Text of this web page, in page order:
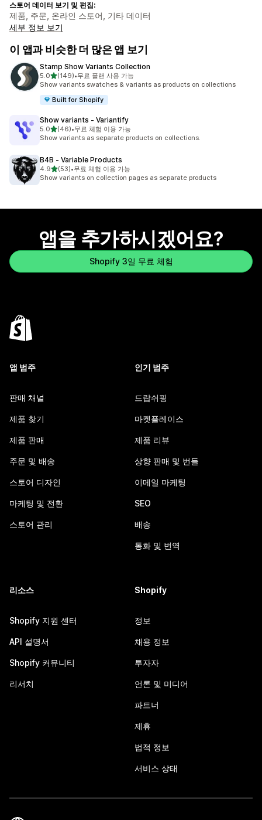
스토어 데이터 보기 및 편집:
제품, 주문, 온라인 스토어, 기타 데이터
세부 정보 보기
이 앱과 비슷한 더 많은 앱 보기
Stamp Show Variants Collection
5.0별 5개 중
(149)
총 리뷰 149개
•무료 플랜 사용 가능
Show variants swatches & variants as products on collections
Built for Shopify
Show variants ‑ Variantify
5.0별 5개 중
(46)
총 리뷰 46개
•무료 체험 이용 가능
Show variants as separate products on collections.
B4B ‑ Variable Products
4.9별 5개 중
(53)
총 리뷰 53개
•무료 체험 이용 가능
Show variants on collection pages as separate products
앱을 추가하시겠어요?
Shopify 3일 무료 체험
앱 범주
판매 채널
제품 찾기
제품 판매
주문 및 배송
스토어 디자인
마케팅 및 전환
스토어 관리
인기 범주
드랍쉬핑
마켓플레이스
제품 리뷰
상향 판매 및 번들
이메일 마케팅
SEO
배송
통화 및 번역
리소스
Shopify 지원 센터
API 설명서
Shopify 커뮤니티
리서치
Shopify
정보
채용 정보
투자자
언론 및 미디어
파트너
제휴
법적 정보
서비스 상태